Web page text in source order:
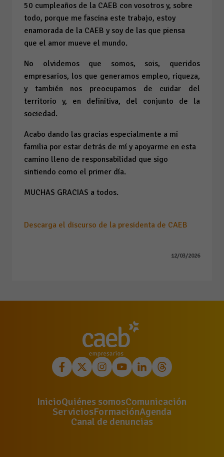
50 cumpleaños de la CAEB con vosotros y, sobre
todo, porque me fascina este trabajo, estoy
enamorada de la CAEB y soy de las que piensa
que el amor mueve el mundo.
No olvidemos que somos, sois, queridos
empresarios, los que generamos empleo, riqueza,
y también nos preocupamos de cuidar del
territorio y, en definitiva, del conjunto de la
sociedad.
Acabo dando las gracias especialmente a mi
familia por estar detrás de mí y apoyarme en esta
camino lleno de responsabilidad que sigo
sintiendo como el primer día.
MUCHAS GRACIAS a todos.
Descarga el discurso de la presidenta de CAEB
12/03/2026
InicioQuiénes somosComunicación
ServiciosFormaciónAgenda
Canal de denuncias